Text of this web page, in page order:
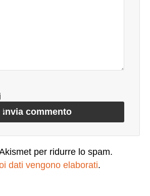
business le sue reali
ancora del tutto
le potenzialità dello
di iscritti degli ultimi due anni
per ridurre lo spam.
dati vengono elaborati.